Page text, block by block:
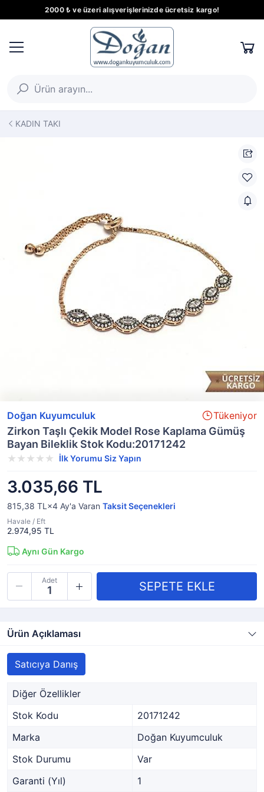
2000 ₺ ve üzeri alışverişlerinizde ücretsiz kargo!
KADIN TAKI
Doğan Kuyumculuk Tükeniyor
Zirkon Taşlı Çekik Model Rose Kaplama Gümüş
Bayan Bileklik Stok Kodu:20171242
İlk Yorumu Siz Yapın
3.035,66 TL
815,38 TL×4 Ay'a Varan Taksit Seçenekleri
Havale / Eft
2.974,95 TL
Aynı Gün Kargo
Adet
Ürün Açıklaması
Satıcıya Danış
Diğer Özellikler
Stok Kodu
20171242
Marka
Doğan Kuyumculuk
Stok Durumu
Var
Garanti (Yıl)
1